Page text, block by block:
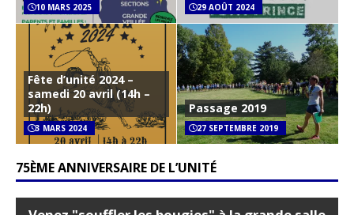
10 MARS 2025 29 AOÛT 2024
Fête d’unité 2024 –
samedi 20 avril (14h –
22h)
3 MARS 2024
Passage 2019
27 SEPTEMBRE 2019
75ÈME ANNIVERSAIRE DE L’UNITÉ